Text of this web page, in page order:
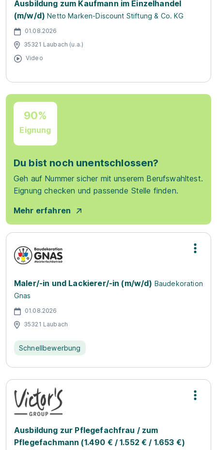
Ausbildung zum Kaufmann im Einzelhandel
(m/w/d) Netto Marken-Discount Stiftung & Co. KG
01.08.2026
35321 Laubach (u.a.)
Video
90%
Eignung
Du bist noch unentschlossen?
Geh auf Nummer sicher mit unserem Berufswahltest.
Eignung checken und passende Stelle finden.
Mehr erfahren
Maler/-in und Lackierer/-in (m/w/d) Baudekoration
Gnas
01.08.2026
35321 Laubach
Schnellbewerbung
Ausbildung zur Pflegefachfrau / zum
Pflegefachmann (1.490 € / 1.552 € / 1.653 €)